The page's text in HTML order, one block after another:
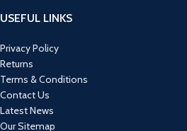
USEFUL LINKS
Privacy Policy
Returns
Terms & Conditions
Contact Us
Latest News
Our Sitemap